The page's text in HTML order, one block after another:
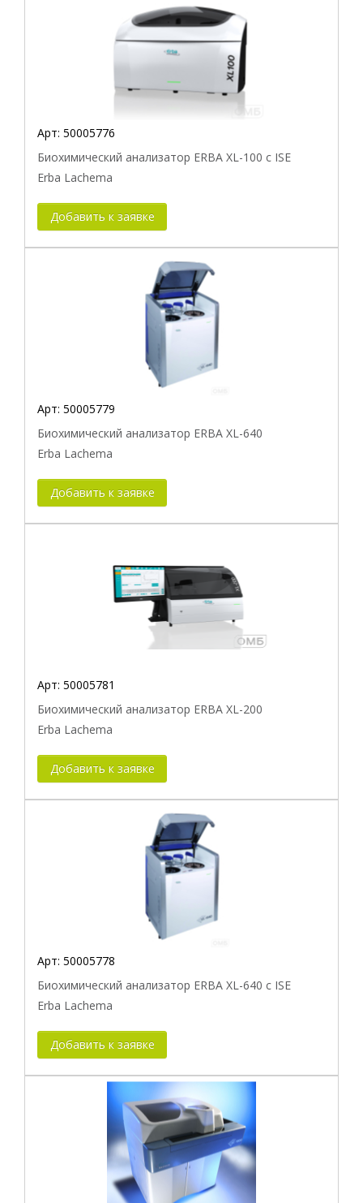
Арт: 50005776
Биохимический анализатор ERBA XL-100 с ISE
Erba Lachema
Добавить к заявке
Арт: 50005779
Биохимический анализатор ERBA XL-640
Erba Lachema
Добавить к заявке
Арт: 50005781
Биохимический анализатор ERBA XL-200
Erba Lachema
Добавить к заявке
Арт: 50005778
Биохимический анализатор ERBA XL-640 c ISE
Erba Lachema
Добавить к заявке